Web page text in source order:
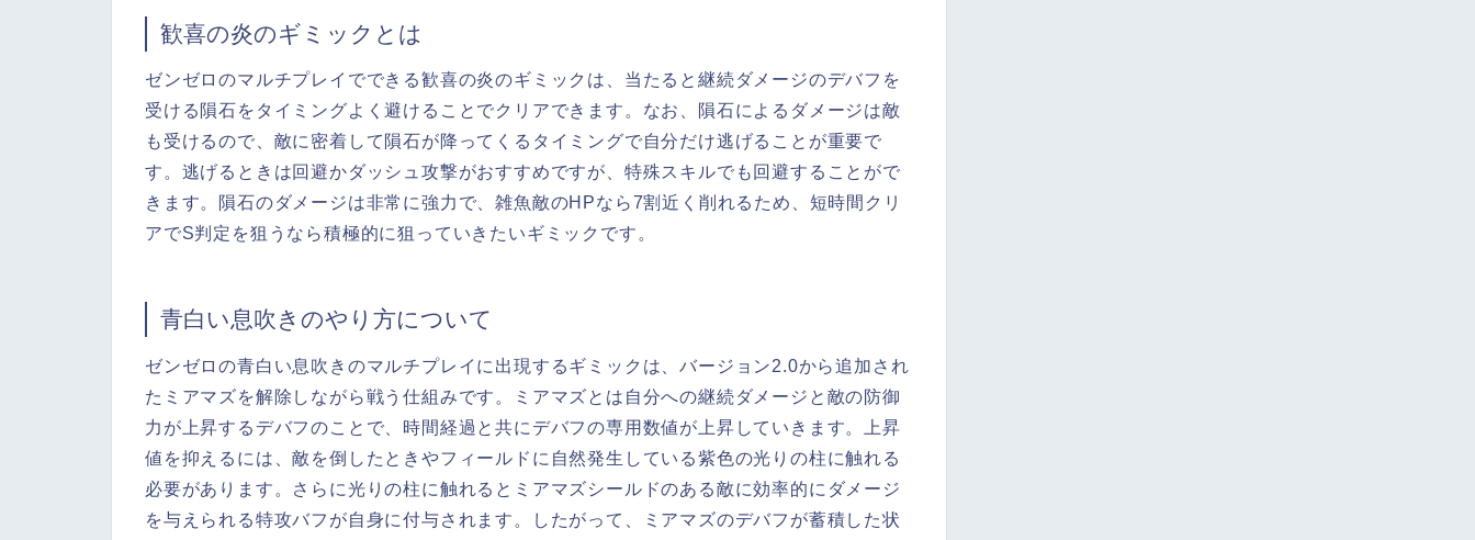
歓喜の炎のギミックとは
ゼンゼロのマルチプレイでできる歓喜の炎のギミックは、当たると継続ダメージのデバフを
受ける隕石をタイミングよく避けることでクリアできます。なお、隕石によるダメージは敵
も受けるので、敵に密着して隕石が降ってくるタイミングで自分だけ逃げることが重要で
す。逃げるときは回避かダッシュ攻撃がおすすめですが、特殊スキルでも回避することがで
きます。隕石のダメージは非常に強力で、雑魚敵のHPなら7割近く削れるため、短時間クリ
アでS判定を狙うなら積極的に狙っていきたいギミックです。
青白い息吹きのやり方について
ゼンゼロの青白い息吹きのマルチプレイに出現するギミックは、バージョン2.0から追加され
たミアマズを解除しながら戦う仕組みです。ミアマズとは自分への継続ダメージと敵の防御
力が上昇するデバフのことで、時間経過と共にデバフの専用数値が上昇していきます。上昇
値を抑えるには、敵を倒したときやフィールドに自然発生している紫色の光りの柱に触れる
必要があります。さらに光りの柱に触れるとミアマズシールドのある敵に効率的にダメージ
を与えられる特攻バフが自身に付与されます。したがって、ミアマズのデバフが蓄積した状